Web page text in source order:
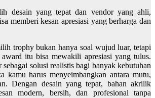
desain yang tepat dan vendor yang ahli,
memberi kesan apresiasi yang berharga dan
trophy bukan hanya soal wujud luar, tetapi
itu bisa mewakili apresiasi yang tulus.
sebagai solusi realistis bagi banyak kebutuhan
kamu harus menyeimbangkan antara mutu,
Dengan desain yang tepat, bahan akrilik
modern, bersih, dan profesional tanpa